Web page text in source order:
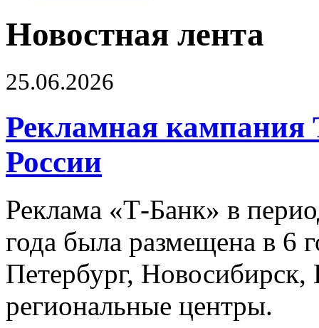
Новостная лента
25.06.2026
Рекламная кампания
России
Реклама «Т-Банк» в
года была размещена в 6
Петербург,
региональные центры.